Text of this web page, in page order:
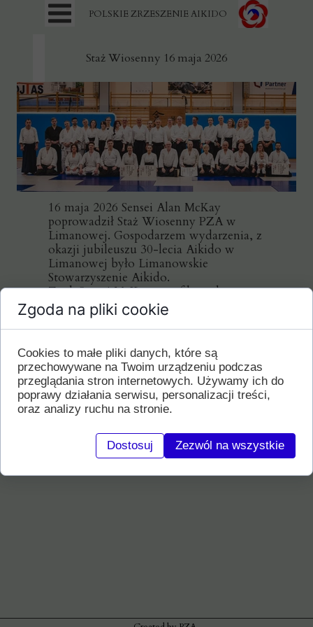
16 maja 2026 Sensei Alan McKay
poprowadził Staż Wiosenny PZA w
Limanowej. Gospodarzem wydarzenia, z
okazji jubileuszu 30-lecia Aikido w
Limanowej było Limanowskie
Stowarzyszenie Aikido.
Z rąk Sensei McKay certyfikaty dan
odebrali:
Maja Bończak - shodan,
Marzena Lewek - shodan,
Tadeusz Kordeczka - yondan,
Marcin Prusak - yondan.
Gratulacje dla promowanych i
Limanowskiego Stowarzyszenia Aikido,
gorące podziękowania dla Sensei za
przekazaną wiedzę... i cdn :)
Staż Wiosenny 16 maja 2026
POLSKIE ZRZESZENIE AIKIDO
Zgoda na pliki cookie
Cookies to małe pliki danych, które są
przechowywane na Twoim urządzeniu podczas
przeglądania stron internetowych. Używamy ich do
poprawy działania serwisu, personalizacji treści,
oraz analizy ruchu na stronie.
Dostosuj Zezwól na wszystkie